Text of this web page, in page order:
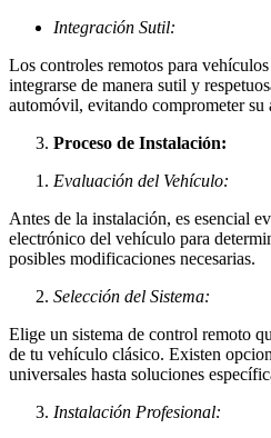
Integración Sutil:
Los controles remotos para
integrarse de manera sutil y
automóvil, evitando comprometer su
Proceso de Instalación:
Evaluación del Vehículo:
Antes de la instalación, es esencial
electrónico del vehículo para
posibles modificaciones necesarias.
Selección del Sistema:
Elige un sistema de control remoto
de tu vehículo clásico. Existen
universales hasta soluciones
Instalación Profesional: